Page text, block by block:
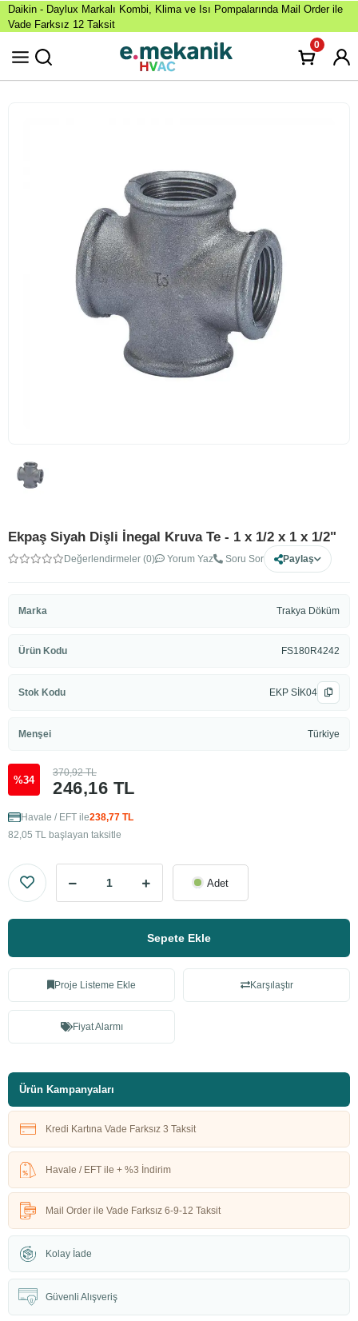
Daikin - Daylux Markalı Kombi, Klima ve Isı Pompalarında Mail Order ile
Vade Farksız 12 Taksit
0
Ekpaş Siyah Dişli İnegal Kruva Te - 1 x 1/2 x 1 x 1/2"
Değerlendirmeler (0) Yorum Yaz Soru Sor Paylaş
Marka Trakya Döküm
Ürün Kodu FS180R4242
Stok Kodu EKP SİK04
Menşei Türkiye
%34 246,16 TL
370,92 TL
Havale / EFT ile238,77 TL
82,05 TL başlayan taksitle
Adet
Sepete Ekle
Proje Listeme Ekle Karşılaştır
Fiyat Alarmı
Ürün Kampanyaları
Kredi Kartına Vade Farksız 3 Taksit
Havale / EFT ile + %3 İndirim
Mail Order ile Vade Farksız 6-9-12 Taksit
Kolay İade
Güvenli Alışveriş